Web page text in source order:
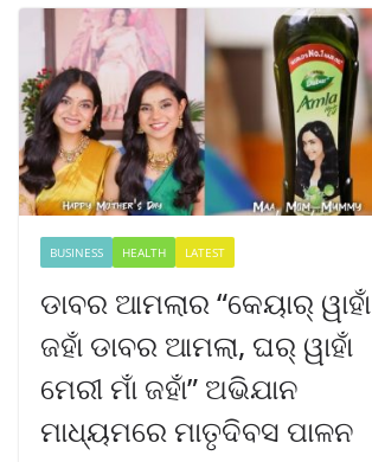
BUSINESS HEALTH LATEST
ଡାବର ଆମଲାର “କେୟାର୍ ୱାହାଁ
ଜହାଁ ଡାବର ଆମଲା, ଘର୍ ୱାହାଁ
ମେରୀ ମାଁ ଜହାଁ” ଅଭିଯାନ
ମାଧ୍ୟମରେ ମାତୃଦିବସ ପାଳନ